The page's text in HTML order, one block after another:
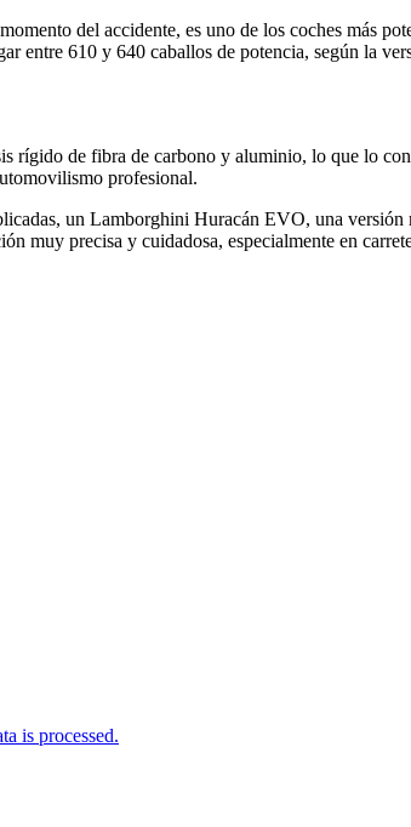
del accidente, es uno de los coches más
entre 610 y 640 caballos de potencia, según la
rígido de fibra de carbono y aluminio, lo que lo
profesional.
un Lamborghini Huracán EVO, una
muy precisa y cuidadosa, especialmente en
is processed.